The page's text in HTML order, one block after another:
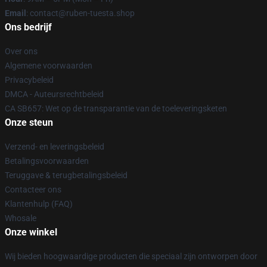
Email : contact@ruben-tuesta.shop
Ons bedrijf
Over ons
Algemene voorwaarden
Privacybeleid
DMCA - Auteursrechtbeleid
CA SB657: Wet op de transparantie van de toeleveringsketen
Onze steun
Verzend- en leveringsbeleid
Betalingsvoorwaarden
Teruggave & terugbetalingsbeleid
Contacteer ons
Klantenhulp (FAQ)
Whosale
Onze winkel
Wij bieden hoogwaardige producten die speciaal zijn ontworpen door